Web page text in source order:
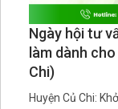
Ngày hội tư
làm dành
Chi)
Huyện Củ Chi: